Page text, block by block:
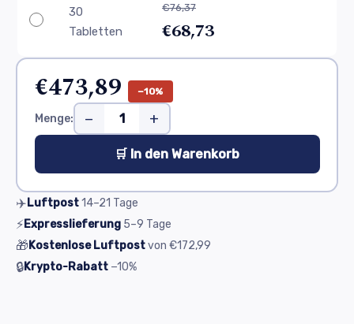
30
Tabletten
€76,37
€68,73
€473,89 −10%
Menge: − +
🛒 In den Warenkorb
✈️Luftpost14–21 Tage
⚡Expresslieferung 5–9 Tage
🎁Kostenlose Luftpostvon €172,99
🔒Krypto-Rabatt −10%